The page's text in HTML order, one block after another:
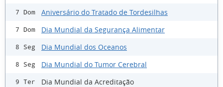
7 Dom Aniversário do Tratado de Tordesilhas
7 Dom Dia Mundial da Segurança Alimentar
8 Seg Dia Mundial dos Oceanos
8 Seg Dia Mundial do Tumor Cerebral
9 Ter Dia Mundial da Acreditação